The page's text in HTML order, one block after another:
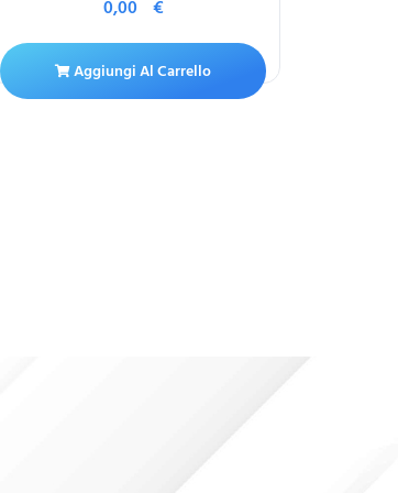
0,00 €
Aggiungi Al Carrello